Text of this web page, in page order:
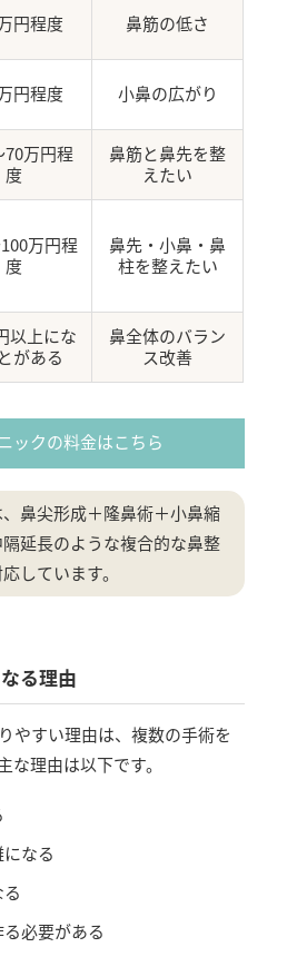
円程度 鼻筋の低さ
円程度 小鼻の広がり
70万円程
度
鼻筋と鼻先を整
えたい
万円程
度
鼻先・小鼻・鼻
柱を整えたい
以上にな
がある
鼻全体のバラン
ス改善
ックの料金はこちら
鼻尖形成＋隆鼻術＋小鼻縮
延長のような複合的な鼻整
しています。
る理由
やすい理由は、複数の手術を
な理由は以下です。
なる
必要がある